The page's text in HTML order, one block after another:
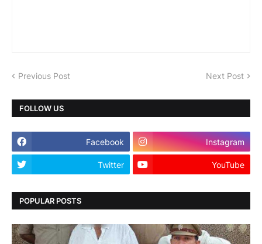
Previous Post Next Post
FOLLOW US
Facebook Instagram
Twitter YouTube
POPULAR POSTS